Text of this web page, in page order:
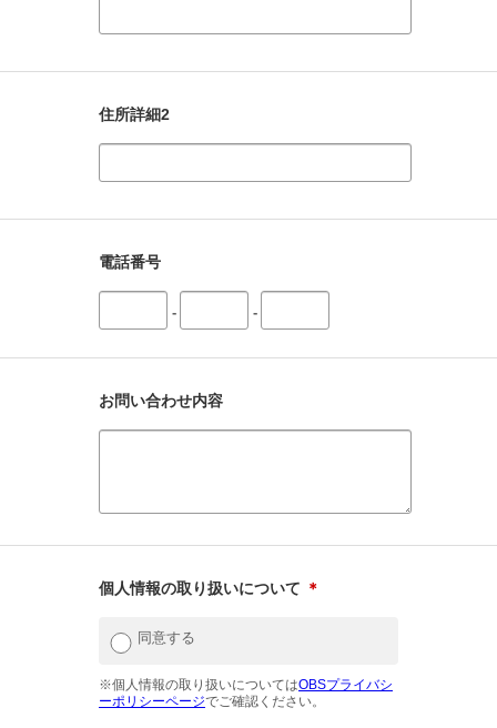
住所詳細2
電話番号
- -
お問い合わせ内容
個人情報の取り扱いについて ＊
同意する
※個人情報の取り扱いについてはOBSプライバシ
ーポリシーページでご確認ください。